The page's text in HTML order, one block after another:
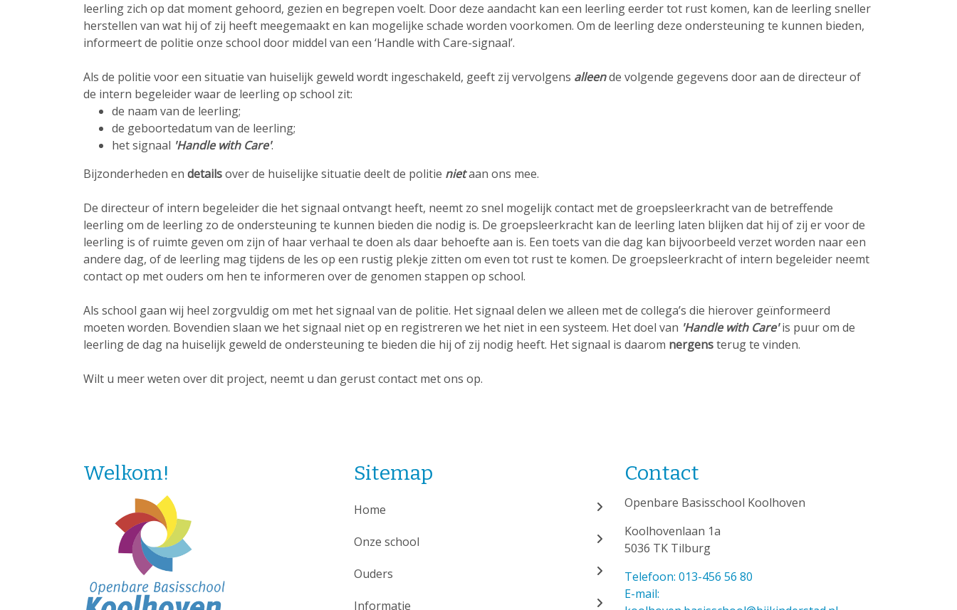
leerling zich op dat moment gehoord, gezien en begrepen voelt. Door deze aandacht kan een leerling eerder tot rust komen, kan de leerling sneller
herstellen van wat hij of zij heeft meegemaakt en kan mogelijke schade worden voorkomen. Om de leerling deze ondersteuning te kunnen bieden,
informeert de politie onze school door middel van een ‘Handle with Care-signaal’.
Als de politie voor een situatie van huiselijk geweld wordt ingeschakeld, geeft zij vervolgens alleende volgende gegevens door aan de directeur of
de intern begeleider waar de leerling op school zit:
de naam van de leerling;
de geboortedatum van de leerling;
het signaal 'Handle with Care'.
Bijzonderheden en detailsover de huiselijke situatie deelt de politie nietaan ons mee.
De directeur of intern begeleider die het signaal ontvangt heeft, neemt zo snel mogelijk contact met de groepsleerkracht van de betreffende
leerling om de leerling zo de ondersteuning te kunnen bieden die nodig is. De groepsleerkracht kan de leerling laten blijken dat hij of zij er voor de
leerling is of ruimte geven om zijn of haar verhaal te doen als daar behoefte aan is. Een toets van die dag kan bijvoorbeeld verzet worden naar een
andere dag, of de leerling mag tijdens de les op een rustig plekje zitten om even tot rust te komen. De groepsleerkracht of intern begeleider neemt
contact op met ouders om hen te informeren over de genomen stappen op school.
Als school gaan wij heel zorgvuldig om met het signaal van de politie. Het signaal delen we alleen met de collega’s die hierover geïnformeerd
moeten worden. Bovendien slaan we het signaal niet op en registreren we het niet in een systeem. Het doel van 'Handle with Care' is puur om de
leerling de dag na huiselijk geweld de ondersteuning te bieden die hij of zij nodig heeft. Het signaal is daarom nergensterug te vinden.
Wilt u meer weten over dit project, neemt u dan gerust contact met ons op.
Welkom! Sitemap
Home
Onze school
Ouders
Informatie
Contact
Openbare Basisschool Koolhoven
Koolhovenlaan 1a
5036 TK Tilburg
Telefoon: 013-456 56 80
E-mail: